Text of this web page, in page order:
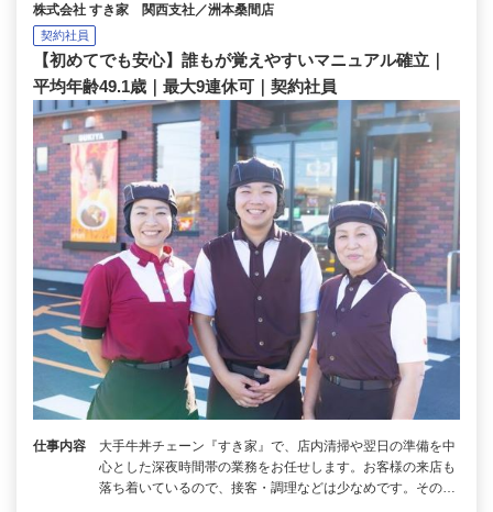
株式会社 すき家 関西支社／洲本桑間店
契約社員
【初めてでも安心】誰もが覚えやすいマニュアル確立｜
平均年齢49.1歳｜最大9連休可｜契約社員
仕事内容
大手牛丼チェーン『すき家』で、店内清掃や翌日の準備を中
心とした深夜時間帯の業務をお任せします。お客様の来店も
落ち着いているので、接客・調理などは少なめです。その…